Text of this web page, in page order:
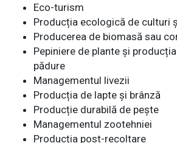
Eco-turism
Producția ecologică de culturi
Producerea de biomasă sau
Pepiniere de plante și
pădure
Managementul livezii
Producția de lapte și brânză
Producție durabilă de pește
Managementul zootehniei
Producția post-recoltare